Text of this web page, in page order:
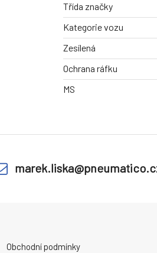
Třída značky
Kategorie vozu
Zesílená
Ochrana ráfku
MS
Obchodní podmínky